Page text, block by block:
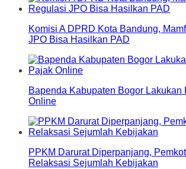
Komisi A DPRD Kota Bandung,
JPO Bisa Hasilkan PAD
Bapenda Kabupaten Bogor Lakukan
Online
PPKM Darurat Diperpanjang,
Relaksasi Sejumlah Kebijakan